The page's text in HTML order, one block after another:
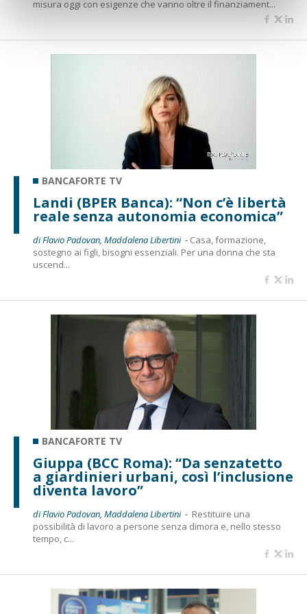
misura oggi con esigenze che vanno oltre il finanziament...
BANCAFORTE TV
Landi (BPER Banca): “Non c’è libertà
reale senza autonomia economica”
di Flavio Padovan, Maddalena Libertini - Casa, formazione,
sostegno ai figli, bisogni essenziali. Per una donna che sta
uscend...
BANCAFORTE TV
Giuppa (BCC Roma): “Da senzatetto
a giardinieri urbani, così l’inclusione
diventa lavoro”
di Flavio Padovan, Maddalena Libertini - Restituire una
possibilità di lavoro a persone senza dimora e, nello stesso
tempo, c...